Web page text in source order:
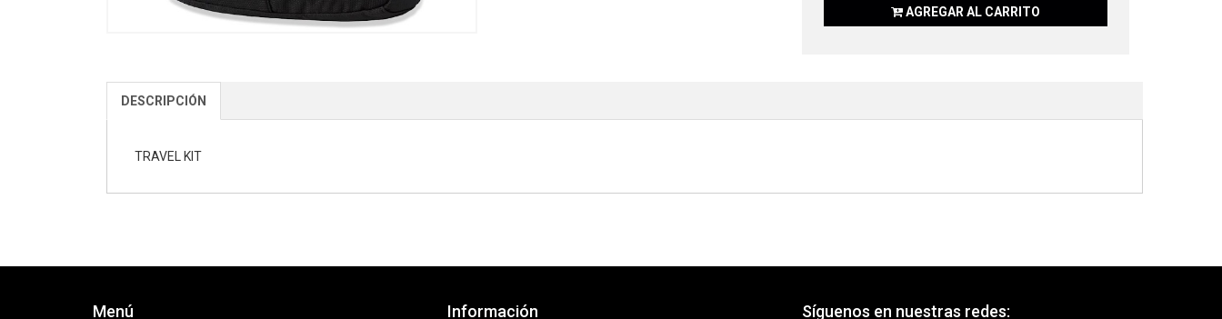
AGREGAR AL CARRITO
DESCRIPCIÓN
TRAVEL KIT
Menú Información Síguenos en nuestras redes: